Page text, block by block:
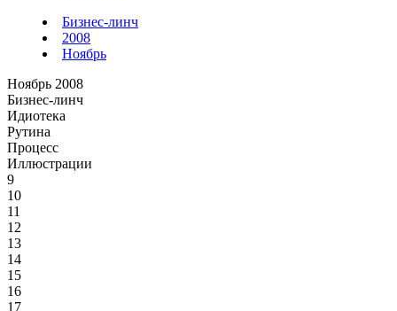
Бизнес-линч
2008
Ноябрь
Ноябрь 2008
Бизнес-линч
Идиотека
Рутина
Процесс
Иллюстрации
9
10
11
12
13
14
15
16
17